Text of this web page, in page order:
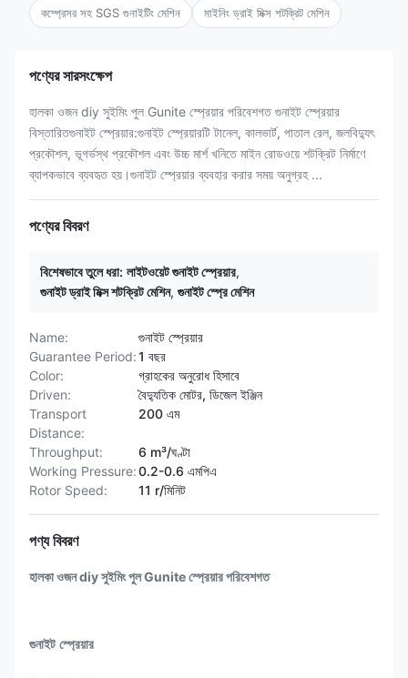
কম্প্রেসর সহ SGS গুনাইটিং মেশিন মাইনিং ড্রাই মিক্স শটক্রিট মেশিন
পণ্যের সারসংক্ষেপ
হালকা ওজন diy সুইমিং পুল Gunite স্প্রেয়ার পরিবেশগত গুনাইট স্প্রেয়ার
বিস্তারিতগুনাইট স্প্রেয়ার:গুনাইট স্প্রেয়ারটি টানেল, কালভার্ট, পাতাল রেল, জলবিদ্যুৎ
প্রকৌশল, ভূগর্ভস্থ প্রকৌশল এবং উচ্চ মার্শ খনিতে মাইন রোডওয়ে শটক্রিট নির্মাণে
ব্যাপকভাবে ব্যবহৃত হয়।গুনাইট স্প্রেয়ার ব্যবহার করার সময় অনুগ্রহ ...
পণ্যের বিবরণ
বিশেষভাবে তুলে ধরা: লাইটওয়েট গুনাইট স্প্রেয়ার,
গুনাইট ড্রাই মিক্স শটক্রিট মেশিন, গুনাইট স্প্রে মেশিন
Name:
গুনাইট স্প্রেয়ার
Guarantee Period:1 বছর
Color:
গ্রাহকের অনুরোধ হিসাবে
Driven:
বৈদ্যুতিক মোটর, ডিজেল ইঞ্জিন
Transport
Distance:
200 এম
Throughput:
6 m³/ঘণ্টা
Working Pressure:0.2-0.6 এমপিএ
Rotor Speed:
11 r/মিনিট
পণ্য বিবরণ
হালকা ওজন diy সুইমিং পুল Gunite স্প্রেয়ার পরিবেশগত
গুনাইট স্প্রেয়ার